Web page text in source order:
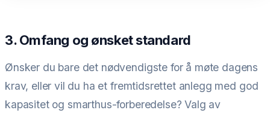
3. Omfang og ønsket standard
Ønsker du bare det nødvendigste for å møte dagens
krav, eller vil du ha et fremtidsrettet anlegg med god
kapasitet og smarthus-forberedelse? Valg av